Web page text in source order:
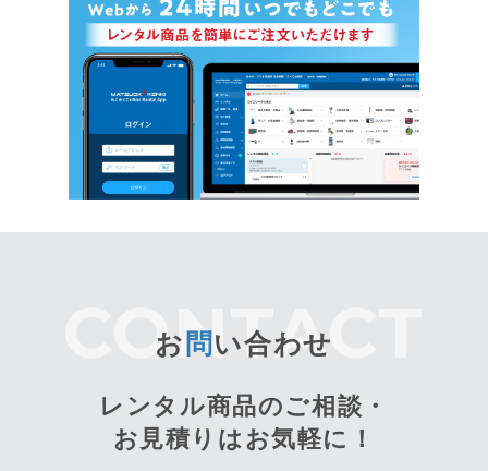
お 問 い合わせ
レンタル商品のご相談・
お見積りはお気軽に！